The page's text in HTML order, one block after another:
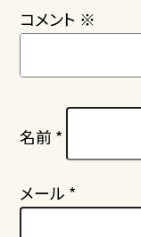
コメント ※
名前 *
メール *